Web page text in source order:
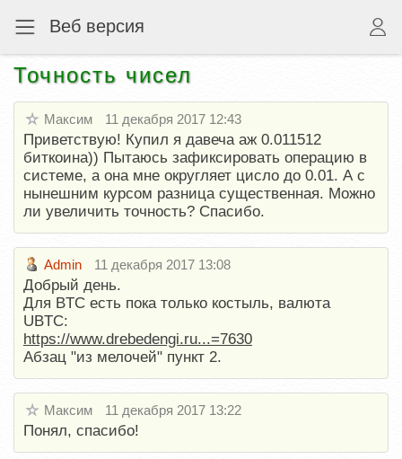
Веб версия
Точность чисел
Максим 11 декабря 2017 12:43
Приветствую! Купил я давеча аж 0.011512
биткоина)) Пытаюсь зафиксировать операцию в
системе, а она мне округляет цисло до 0.01. А с
нынешним курсом разница существенная. Можно
ли увеличить точность? Спасибо.
Admin 11 декабря 2017 13:08
Добрый день.
Для BTC есть пока только костыль, валюта
UBTC:
https://www.drebedengi.ru...=7630
Абзац "из мелочей" пункт 2.
Максим 11 декабря 2017 13:22
Понял, спасибо!